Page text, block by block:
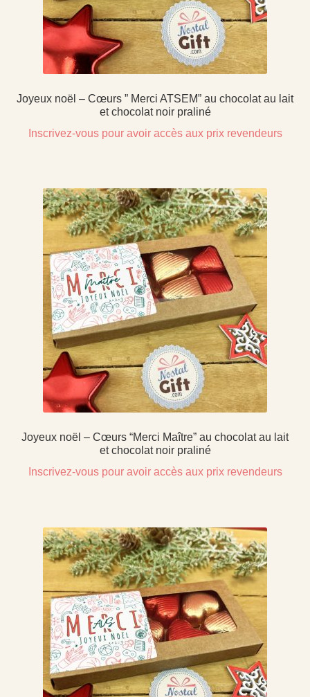
Joyeux noël – Cœurs ” Merci ATSEM” au chocolat au lait
et chocolat noir praliné
Inscrivez-vous pour avoir accès aux prix revendeurs
Joyeux noël – Cœurs “Merci Maître” au chocolat au lait
et chocolat noir praliné
Inscrivez-vous pour avoir accès aux prix revendeurs